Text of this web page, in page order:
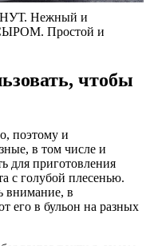
Нежный и
Простой и
чтобы
поэтому и
в том числе и
для приготовления
с голубой плесенью.
внимание, в
его в бульон на разных